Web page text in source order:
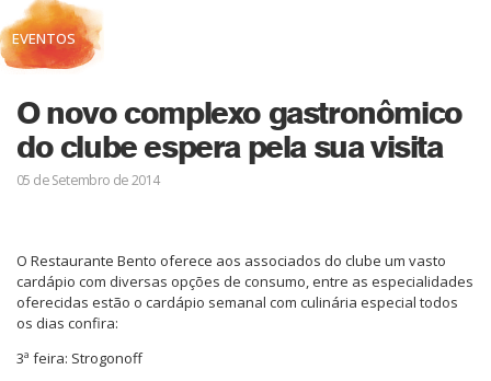
EVENTOS
O novo complexo gastronômico
do clube espera pela sua visita
05 de Setembro de 2014
O Restaurante Bento oferece aos associados do clube um vasto
cardápio com diversas opções de consumo, entre as especialidades
oferecidas estão o cardápio semanal com culinária especial todos
os dias confira:
3ª feira: Strogonoff